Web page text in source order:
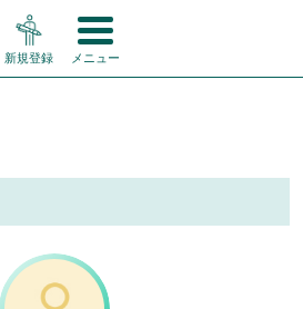
新規登録 メニュー